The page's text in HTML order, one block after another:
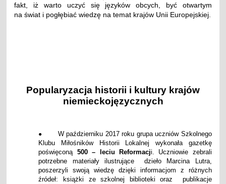
fakt, iż warto uczyć się języków obcych, być otwartym
na świat i pogłębiać wiedzę na temat krajów Unii Europejskiej.
Popularyzacja historii i kultury krajów
niemieckojęzycznych
● W październiku 2017 roku grupa uczniów Szkolnego
Klubu Miłośników Historii Lokalnej wykonała gazetkę
poświęconą 500 – leciu Reformacji. Uczniowie zebrali
potrzebne materiały ilustrujące dzieło Marcina Lutra,
poszerzyli swoją wiedzę dzięki informacjom z różnych
źródeł: książki ze szkolnej biblioteki oraz publikacje